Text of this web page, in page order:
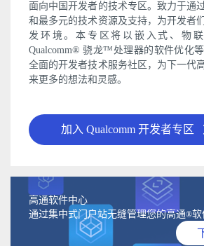
面向中国开发者的技术专区。致力于通
和最多元的技术资源及支持，为开发者
发环境。本专区将以嵌入式、物联
Qualcomm® 骁龙™处理器的软件优化
全面的开发者技术服务社区，为下一代
来更多的想法和灵感。
加入 Qualcomm 开发者专区
高通软件中心
通过集中式门户站无缝管理您的高通®软